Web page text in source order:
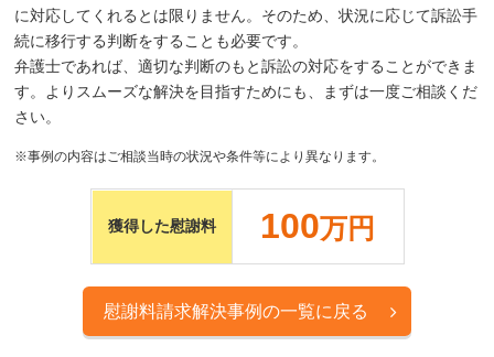
に対応してくれるとは限りません。そのため、状況に応じて訴訟手
続に移行する判断をすることも必要です。
弁護士であれば、適切な判断のもと訴訟の対応をすることができま
す。よりスムーズな解決を目指すためにも、まずは一度ご相談くだ
さい。
※事例の内容はご相談当時の状況や条件等により異なります。
獲得した慰謝料 100万円
慰謝料請求解決事例の一覧に戻る